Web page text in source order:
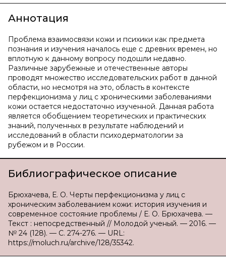
Аннотация
Проблема взаимосвязи кожи и психики как предмета
познания и изучения началось еще с древних времен, но
вплотную к данному вопросу подошли недавно.
Различные зарубежные и отечественные авторы
проводят множество исследовательских работ в данной
области, но несмотря на это, область в контексте
перфекционизма у лиц с хроническими заболеваниями
кожи остается недостаточно изученной. Данная работа
является обобщением теоретических и практических
знаний, полученных в результате наблюдений и
исследований в области психодерматологии за
рубежом и в России.
Библиографическое описание
Брюхачева, Е. О. Черты перфекционизма у лиц с
хроническим заболеванием кожи: история изучения и
современное состояние проблемы / Е. О. Брюхачева. —
Текст : непосредственный // Молодой ученый. — 2016. —
№ 24 (128). — С. 274-276. — URL:
https://moluch.ru/archive/128/35342.